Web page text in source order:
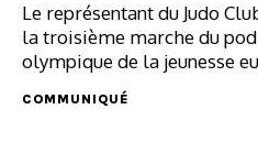
Le représentant du Judo
la troisième marche du
olympique de la jeunesse
COMMUNIQUÉ